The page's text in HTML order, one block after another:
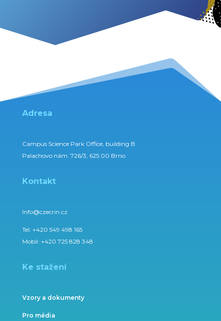
Adresa
Campus Science Park Office, building B
Palachovo nám. 726/3, 625 00 Brno
Kontakt
Info@czecrin.cz
Tel: +420 549 498 165
Mobil: +420 725 828 348
Ke stažení
Vzory a dokumenty
Pro média